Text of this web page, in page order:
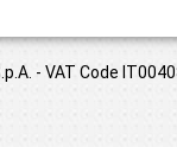
- VAT Code